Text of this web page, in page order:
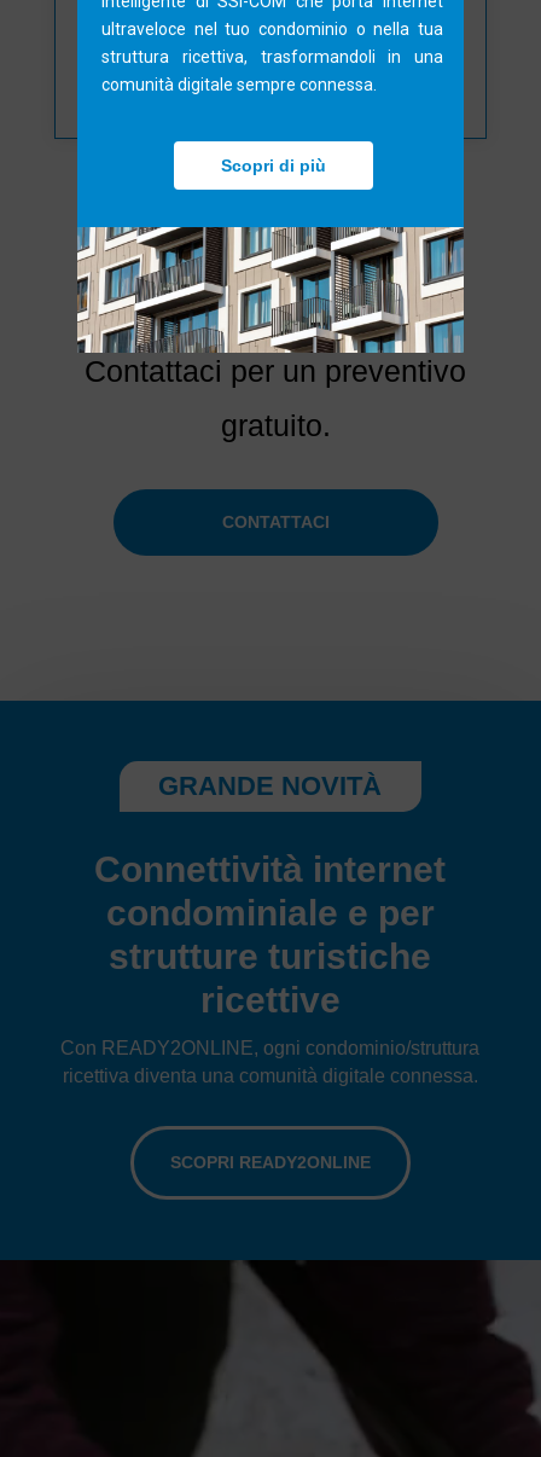
RICHIEDI LA PROVA GRATUITA
Hai necessità specifiche?
Contattaci per un preventivo
gratuito.
CONTATTACI
GRANDE NOVITÀ
Connettività internet
condominiale e per
strutture turistiche
ricettive
Con READY2ONLINE, ogni condominio/struttura
ricettiva diventa una comunità digitale connessa.
SCOPRI READY2ONLINE
ultraveloce nel tuo condominio o nella tua
struttura ricettiva, trasformandoli in una
comunità digitale sempre connessa.
Scopri di più